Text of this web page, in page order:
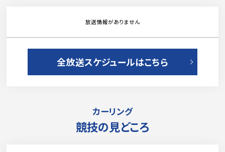
放送情報がありません
全放送スケジュールはこちら
カーリング
競技の見どころ